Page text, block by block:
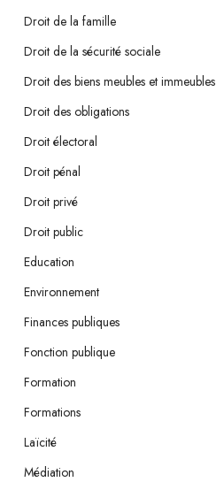
Droit de la famille
Droit de la sécurité sociale
Droit des biens meubles et immeubles
Droit des obligations
Droit électoral
Droit pénal
Droit privé
Droit public
Education
Environnement
Finances publiques
Fonction publique
Formation
Formations
Laïcité
Médiation